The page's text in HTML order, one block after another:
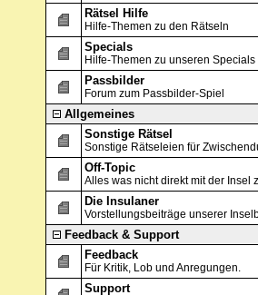
Rätsel Hilfe
Hilfe-Themen zu den Rätseln
Specials
Hilfe-Themen zu unseren Specials
Passbilder
Forum zum Passbilder-Spiel
Allgemeines
Sonstige Rätsel
Sonstige Rätseleien für
Off-Topic
Alles was nicht direkt mit der Insel
Die Insulaner
Vorstellungsbeiträge unserer
Feedback & Support
Feedback
Für Kritik, Lob und Anregungen.
Support